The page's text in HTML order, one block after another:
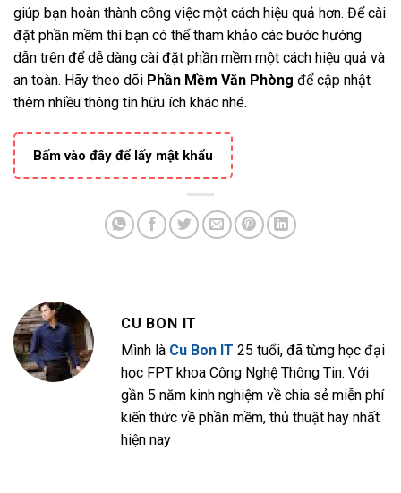
giúp bạn hoàn thành công việc một cách hiệu quả hơn. Để cài
đặt phần mềm thì bạn có thể tham khảo các bước hướng
dẫn trên để dễ dàng cài đặt phần mềm một cách hiệu quả và
an toàn. Hãy theo dõi Phần Mềm Văn Phòng để cập nhật
thêm nhiều thông tin hữu ích khác nhé.
Bấm vào đây để lấy mật khẩu
CU BON IT
Mình là Cu Bon IT 25 tuổi, đã từng học đại
học FPT khoa Công Nghệ Thông Tin. Với
gần 5 năm kinh nghiệm về chia sẻ miễn phí
kiến thức về phần mềm, thủ thuật hay nhất
hiện nay